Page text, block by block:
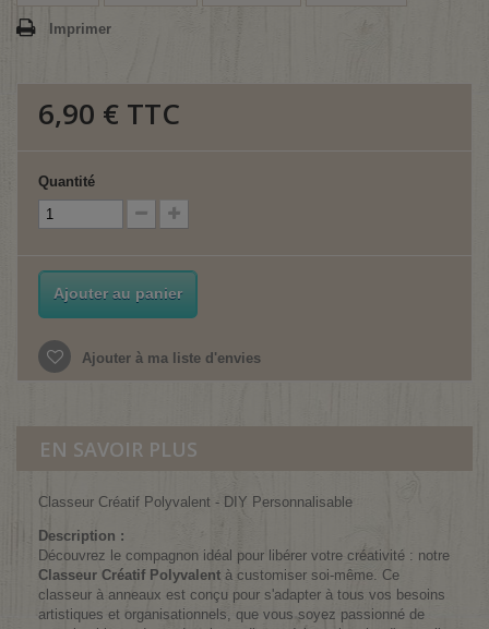
Imprimer
6,90 € TTC
Quantité
Ajouter au panier
Ajouter à ma liste d'envies
EN SAVOIR PLUS
Classeur Créatif Polyvalent - DIY Personnalisable
Description :
Découvrez le compagnon idéal pour libérer votre créativité : notre
Classeur Créatif Polyvalent à customiser soi-même. Ce
classeur à anneaux est conçu pour s'adapter à tous vos besoins
artistiques et organisationnels, que vous soyez passionné de